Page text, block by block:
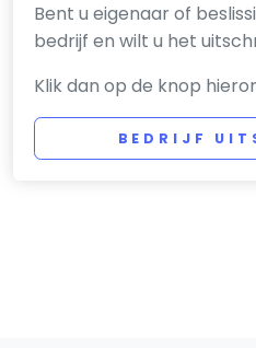
Bent u eigenaar of
bedrijf en wilt u het
Klik dan op de knop
BEDRIJF